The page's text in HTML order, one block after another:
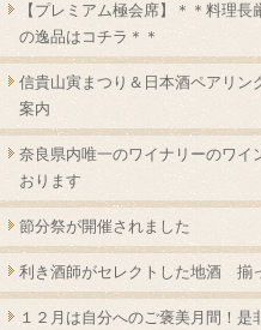
【プレミアム極会席】＊＊料理長
の逸品はコチラ＊＊
信貴山寅まつり＆日本酒ペアリン
案内
奈良県内唯一のワイナリーのワ
おります
節分祭が開催されました
利き酒師がセレクトした地酒 揃
１２月は自分へのご褒美月間！是